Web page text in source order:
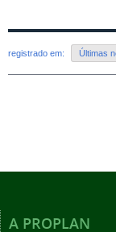
registrado em: Últimas
A PROPLAN